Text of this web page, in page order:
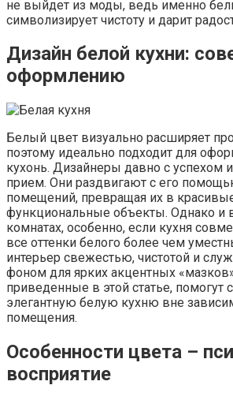
не выйдет из моды, ведь именно
символизирует чистоту и дарит
Дизайн белой кухни:
оформлению
Белый цвет визуально расширяет
поэтому идеально подходит для
кухонь. Дизайнеры давно с успехом
прием. Они раздвигают с его
помещений, превращая их в
функциональные объекты. Однако и
комнатах, особенно, если кухня
все оттенки белого более чем
интерьер свежестью, чистотой и
фоном для ярких акцентных
приведенные в этой статье, помогут
элегантную белую кухню вне
помещения.
Особенности цвета –
восприятие